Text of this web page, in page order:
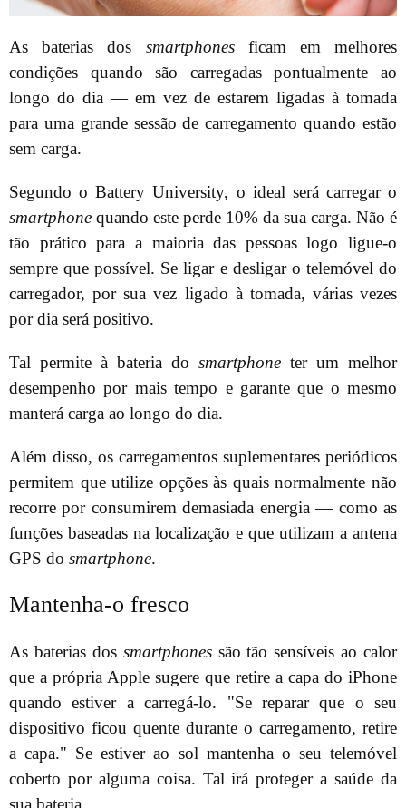
As baterias dos smartphonesficam em melhores
condições quando são carregadas pontualmente ao
longo do dia — em vez de estarem ligadas à tomada
para uma grande sessão de carregamento quando estão
sem carga.
Segundo o Battery University, o ideal será carregar o
smartphone quando este perde 10% da sua carga. Não é
tão prático para a maioria das pessoas logo ligue-o
sempre que possível. Se ligar e desligar o telemóvel do
carregador, por sua vez ligado à tomada, várias vezes
por dia será positivo.
Tal permite à bateria do smartphone ter um melhor
desempenho por mais tempo e garante que o mesmo
manterá carga ao longo do dia.
Além disso, os carregamentos suplementares periódicos
permitem que utilize opções às quais normalmente não
recorre por consumirem demasiada energia — como as
funções baseadas na localização e que utilizam a antena
GPS do smartphone.
Mantenha-o fresco
As baterias dos smartphonessão tão sensíveis ao calor
que a própria Apple sugere que retire a capa do iPhone
quando estiver a carregá-lo. "Se reparar que o seu
dispositivo ficou quente durante o carregamento, retire
a capa." Se estiver ao sol mantenha o seu telemóvel
coberto por alguma coisa. Tal irá proteger a saúde da
sua bateria.